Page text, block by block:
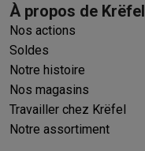
À propos de Krëfel
Nos actions
Soldes
Notre histoire
Nos magasins
Travailler chez Krëfel
Notre assortiment